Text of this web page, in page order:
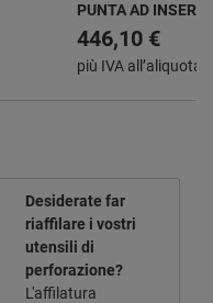
PUNTA AD
QUATRON
446,10 €
più IVA all’aliquota
Desiderate far
riaffilare i vostri
utensili di
perforazione?
L'affilatura